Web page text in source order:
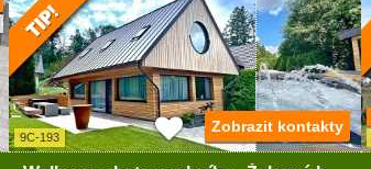
9C-193
Zobrazit kontakty